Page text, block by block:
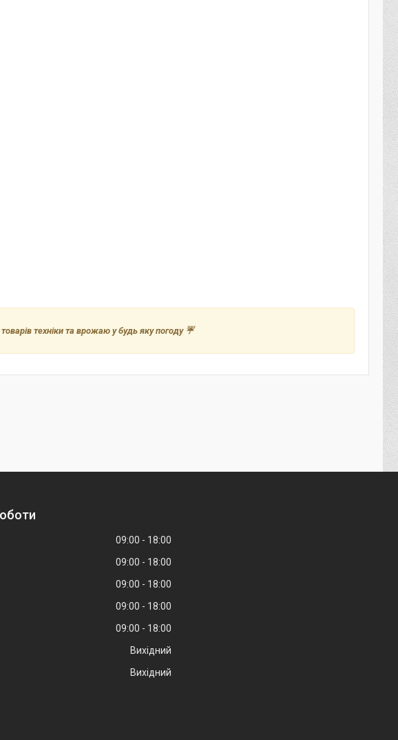
техніки та врожаю у будь яку погоду ☔
09:00
18:00
09:00
18:00
09:00
18:00
09:00
18:00
09:00
18:00
Вихідний
Вихідний